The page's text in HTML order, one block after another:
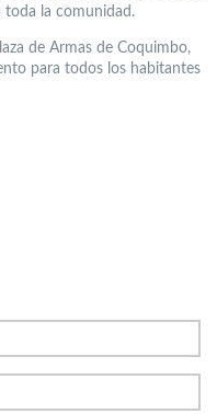
toda la comunidad.
de Armas de Coquimbo,
para todos los habitantes